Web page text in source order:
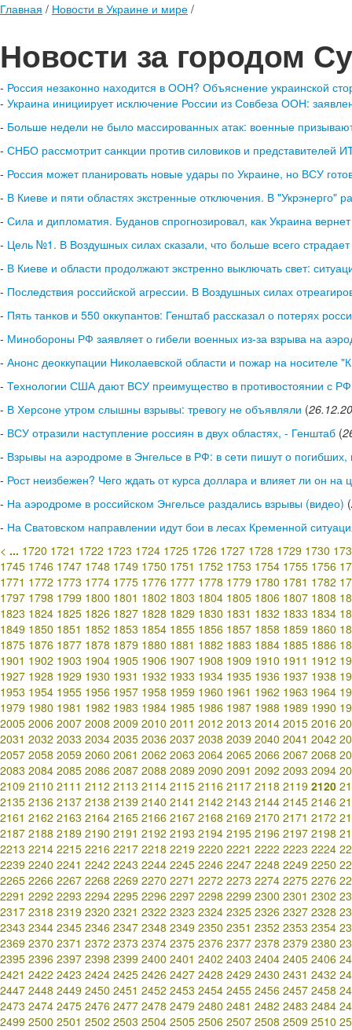
Главная / Новости в Украине и мире /
Новости за городом
- Россия незаконно находится в ООН? Объяснение украинской
- Украина инициирует исключение России из Совбеза ООН:
- Больше недели не было массированных атак: военные
- СНБО рассмотрит санкции против силовиков и представителей
- Россия может планировать новые удары по Украине, но ВСУ
- В Киеве и пяти областях экстренные отключения. В "Укрэнерго"
- Сила и дипломатия. Буданов спрогнозировал, как Украина
- Цель №1. В Воздушных силах сказали, что больше всего страдает
- В Киеве и области продолжают экстренно выключать свет:
- Последствия российской агрессии. В Воздушных силах
- Пять танков и 550 оккупантов: Генштаб рассказал о потерях
- Минобороны РФ заявляет о гибели военных из-за взрыва на
- Анонс деоккупации Николаевской области и пожар на носителе
- Технологии США дают ВСУ преимущество в противостоянии с
- В Херсоне утром слышны взрывы: тревогу не объявляли (
- ВСУ отразили наступление россиян в двух областях, - Генштаб (
- Взрывы на аэродроме в Энгельсе в РФ: в сети пишут о погибших,
- Рост неизбежен? Чего ждать от курса доллара и влияет ли он на
- На аэродроме в российском Энгельсе раздались взрывы (видео) (
- На Сватовском направлении идут бои в лесах Кременной
< ... 1720 1721 1722 1723 1724 1725 1726 1727 1728 1729 1730
1745 1746 1747 1748 1749 1750 1751 1752 1753 1754 1755 1756
1771 1772 1773 1774 1775 1776 1777 1778 1779 1780 1781 1782
1797 1798 1799 1800 1801 1802 1803 1804 1805 1806 1807 1808
1823 1824 1825 1826 1827 1828 1829 1830 1831 1832 1833 1834
1849 1850 1851 1852 1853 1854 1855 1856 1857 1858 1859 1860
1875 1876 1877 1878 1879 1880 1881 1882 1883 1884 1885 1886
1901 1902 1903 1904 1905 1906 1907 1908 1909 1910 1911 1912
1927 1928 1929 1930 1931 1932 1933 1934 1935 1936 1937 1938
1953 1954 1955 1956 1957 1958 1959 1960 1961 1962 1963 1964
1979 1980 1981 1982 1983 1984 1985 1986 1987 1988 1989 1990
2005 2006 2007 2008 2009 2010 2011 2012 2013 2014 2015 2016
2031 2032 2033 2034 2035 2036 2037 2038 2039 2040 2041 2042
2057 2058 2059 2060 2061 2062 2063 2064 2065 2066 2067 2068
2083 2084 2085 2086 2087 2088 2089 2090 2091 2092 2093 2094
2109 2110 2111 2112 2113 2114 2115 2116 2117 2118 2119 2120
2135 2136 2137 2138 2139 2140 2141 2142 2143 2144 2145 2146
2161 2162 2163 2164 2165 2166 2167 2168 2169 2170 2171 2172
2187 2188 2189 2190 2191 2192 2193 2194 2195 2196 2197 2198
2213 2214 2215 2216 2217 2218 2219 2220 2221 2222 2223 2224
2239 2240 2241 2242 2243 2244 2245 2246 2247 2248 2249 2250
2265 2266 2267 2268 2269 2270 2271 2272 2273 2274 2275 2276
2291 2292 2293 2294 2295 2296 2297 2298 2299 2300 2301 2302
2317 2318 2319 2320 2321 2322 2323 2324 2325 2326 2327 2328
2343 2344 2345 2346 2347 2348 2349 2350 2351 2352 2353 2354
2369 2370 2371 2372 2373 2374 2375 2376 2377 2378 2379 2380
2395 2396 2397 2398 2399 2400 2401 2402 2403 2404 2405 2406
2421 2422 2423 2424 2425 2426 2427 2428 2429 2430 2431 2432
2447 2448 2449 2450 2451 2452 2453 2454 2455 2456 2457 2458
2473 2474 2475 2476 2477 2478 2479 2480 2481 2482 2483 2484
2499 2500 2501 2502 2503 2504 2505 2506 2507 2508 2509 2510